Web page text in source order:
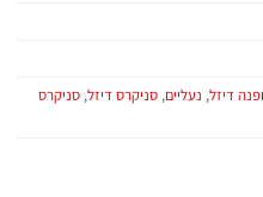
דיזל, נעליים, סניקרס דיזל, סניקרס